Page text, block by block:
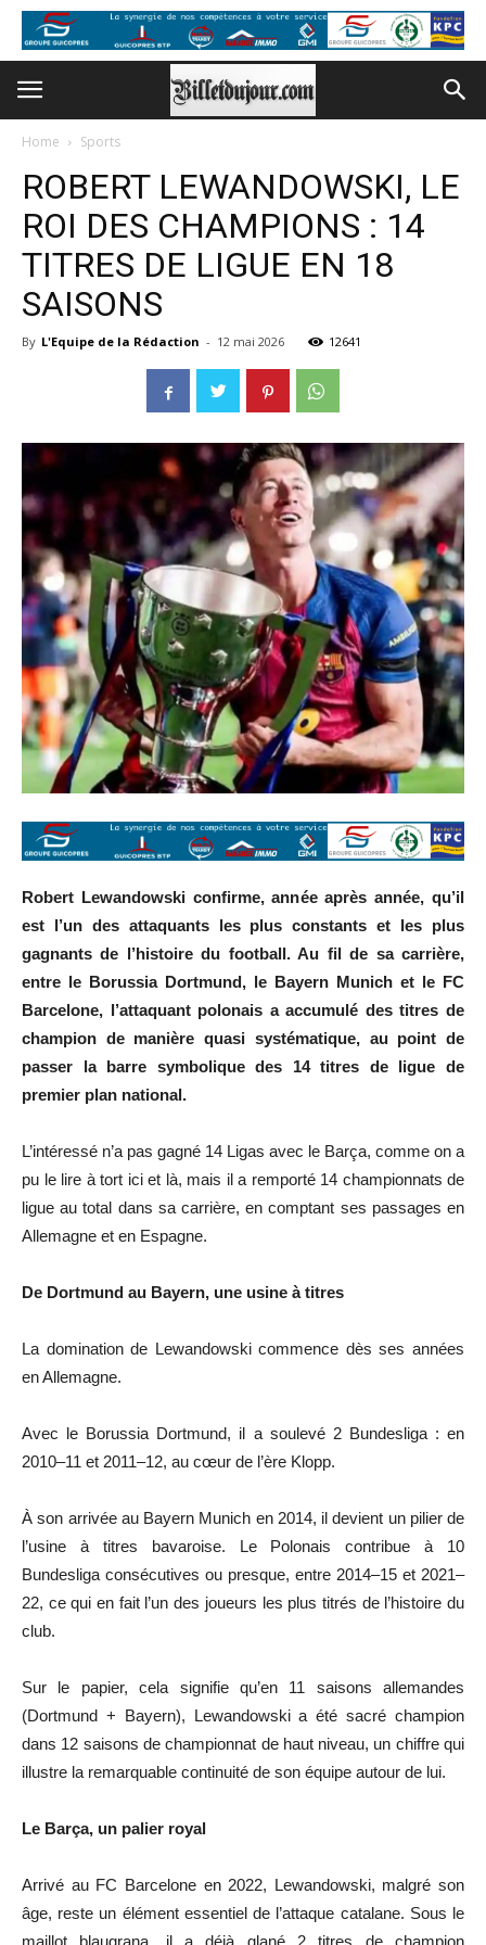
Home Sports
ROBERT LEWANDOWSKI, LE
ROI DES CHAMPIONS : 14
TITRES DE LIGUE EN 18
SAISONS
By L'Equipe de la Rédaction - 12 mai 2026 12641
Robert Lewandowski confirme, année après année, qu’il
est l’un des attaquants les plus constants et les plus
gagnants de l’histoire du football. Au fil de sa carrière,
entre le Borussia Dortmund, le Bayern Munich et le FC
Barcelone, l’attaquant polonais a accumulé des titres de
champion de manière quasi systématique, au point de
passer la barre symbolique des 14 titres de ligue de
premier plan national.
L’intéressé n’a pas gagné 14 Ligas avec le Barça, comme on a
pu le lire à tort ici et là, mais il a remporté 14 championnats de
ligue au total dans sa carrière, en comptant ses passages en
Allemagne et en Espagne.
De Dortmund au Bayern, une usine à titres
La domination de Lewandowski commence dès ses années
en Allemagne.
Avec le Borussia Dortmund, il a soulevé 2 Bundesliga : en
2010–11 et 2011–12, au cœur de l’ère Klopp.
À son arrivée au Bayern Munich en 2014, il devient un pilier de
l’usine à titres bavaroise. Le Polonais contribue à 10
Bundesliga consécutives ou presque, entre 2014–15 et 2021–
22, ce qui en fait l’un des joueurs les plus titrés de l’histoire du
club.
Sur le papier, cela signifie qu’en 11 saisons allemandes
(Dortmund + Bayern), Lewandowski a été sacré champion
dans 12 saisons de championnat de haut niveau, un chiffre qui
illustre la remarquable continuité de son équipe autour de lui.
Le Barça, un palier royal
Arrivé au FC Barcelone en 2022, Lewandowski, malgré son
âge, reste un élément essentiel de l’attaque catalane. Sous le
maillot blaugrana, il a déjà glané 2 titres de champion